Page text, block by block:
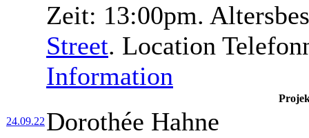
Zeit: 13:00pm.
Street. Location
Information
24.09.22 Dorothée Hahne